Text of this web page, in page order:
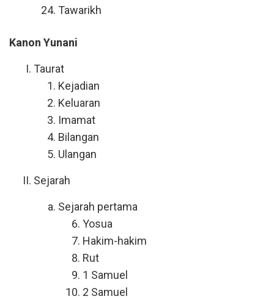
Tawarikh
Kanon Yunani
Taurat
Kejadian
Keluaran
Imamat
Bilangan
Ulangan
Sejarah
Sejarah pertama
Yosua
Hakim-hakim
Rut
1 Samuel
2 Samuel